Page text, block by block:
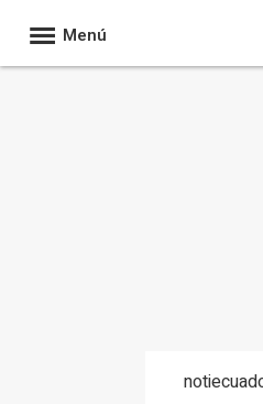
Menú
noti